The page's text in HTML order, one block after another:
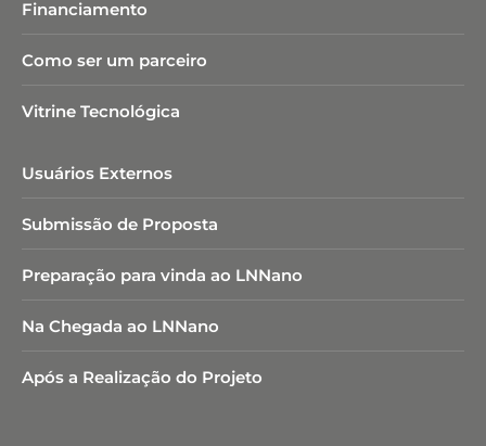
Financiamento
Como ser um parceiro
Vitrine Tecnológica
Usuários Externos
Submissão de Proposta
Preparação para vinda ao LNNano
Na Chegada ao LNNano
Após a Realização do Projeto